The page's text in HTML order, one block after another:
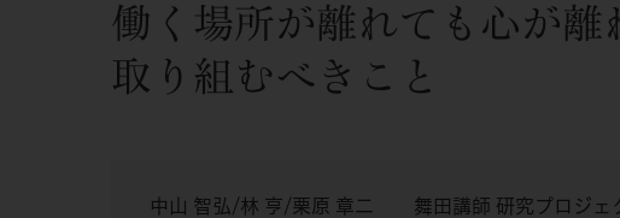
働く場所が離れても心が
取り組むべきこと
中山 智弘/林 亨/栗原 章二 舞田講師 研究プロジェ